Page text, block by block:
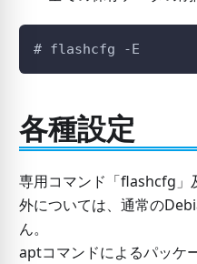
# flashcfg -E
各種設定
専用コマンド「flashcfg
外については、通常の
ん。
aptコマンドによるパッケ